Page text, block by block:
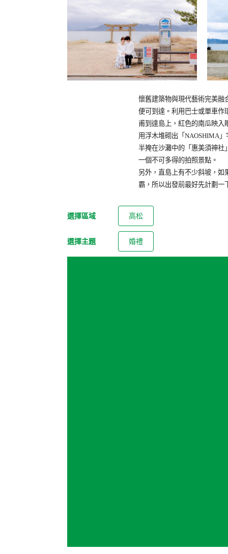
懷舊建築物與現代藝術完美融
便可到達。利用巴士或單車作
甫到達島上，紅色的南瓜映
用浮木堆砌出「NAOSHIMA
半掩在沙灘中的「惠美須神社
一個不可多得的拍照景點。
另外，直島上有不少斜坡，
霸，所以出發前最好先計劃一
選擇區域 高松
選擇主題 婚禮